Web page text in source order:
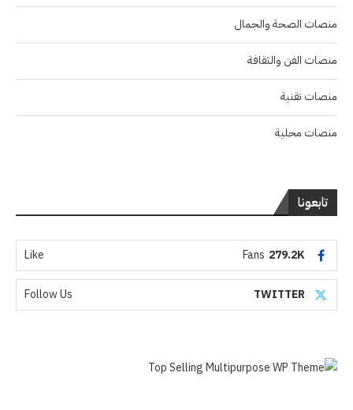
منصات الصحة والجمال
منصات الفن والثقافة
منصات تقنية
منصات محلية
تابعونا
279.2K
Fans
Like
TWITTER
Follow Us